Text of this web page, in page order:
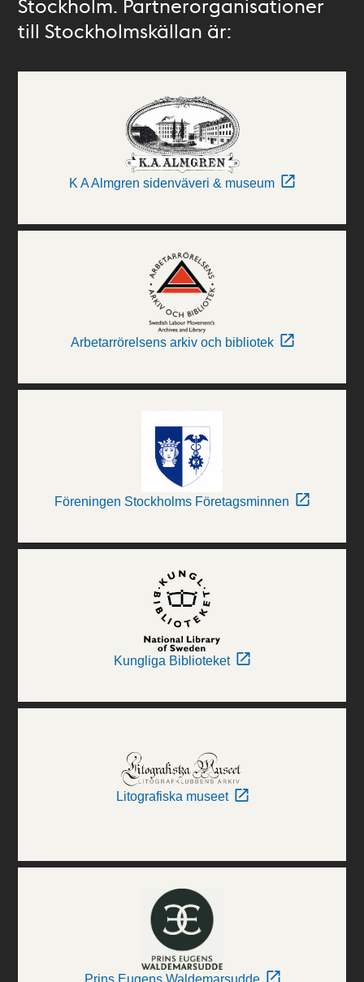
Stockholm. Partnerorganisationer
till Stockholmskällan är:
K A Almgren sidenväveri & museum
Arbetarrörelsens arkiv och bibliotek
Föreningen Stockholms Företagsminnen
Kungliga Biblioteket
Litografiska museet
Prins Eugens Waldemarsudde